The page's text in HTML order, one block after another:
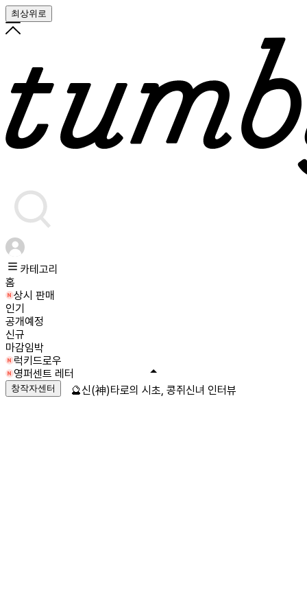
최상위로
카테고리
홈
상시 판매
인기
공개예정
신규
마감임박
럭키드로우
영퍼센트 레터
창작자센터 🔮신(神)타로의 시초, 콩쥐신녀 인터뷰